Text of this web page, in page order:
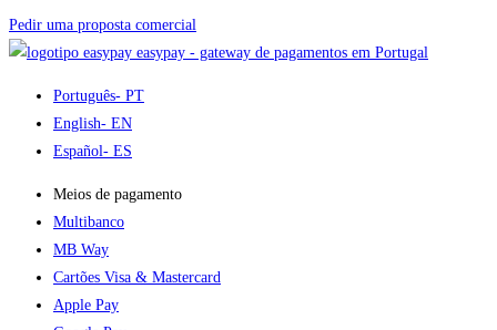
Pedir uma proposta comercial
easypay - gateway de pagamentos em Portugal
Português- PT
English- EN
Español- ES
Meios de pagamento
Multibanco
MB Way
Cartões Visa & Mastercard
Apple Pay